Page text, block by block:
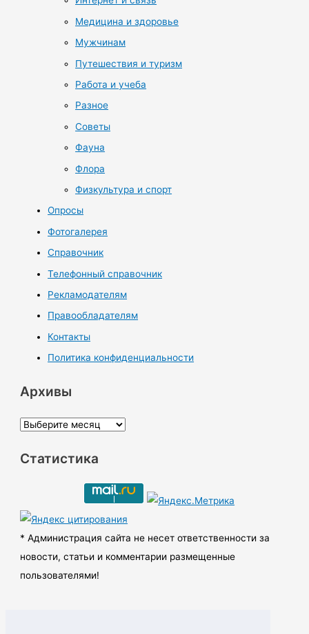
Медицина и здоровье
Мужчинам
Путешествия и туризм
Работа и учеба
Разное
Советы
Фауна
Флора
Физкультура и спорт
Опросы
Фотогалерея
Справочник
Телефонный справочник
Рекламодателям
Правообладателям
Контакты
Политика конфиденциальности
Архивы
А
х
ы
Статистика
* Администрация сайта не несет ответственности за
новости, статьи и комментарии размещенные
пользователями!